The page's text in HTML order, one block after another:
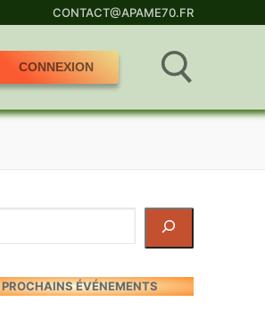
CONTACT@APAME70.FR
CONNEXION
PROCHAINS ÉVÉNEMENTS